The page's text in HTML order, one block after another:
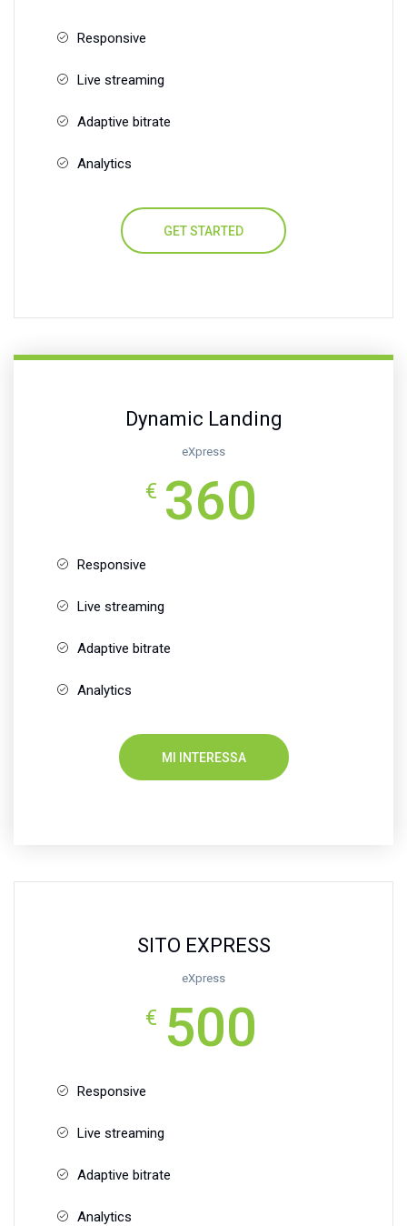
Responsive
Live streaming
Adaptive bitrate
Analytics
GET STARTED
Dynamic Landing
eXpress
€ 360
Responsive
Live streaming
Adaptive bitrate
Analytics
MI INTERESSA
SITO EXPRESS
eXpress
€ 500
Responsive
Live streaming
Adaptive bitrate
Analytics